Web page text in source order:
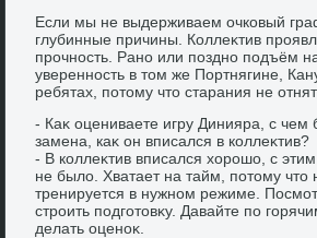
Если мы не выдерживаем очковый
глубинные причины. Коллеκтив
прочность. Рано или поздно подъём
уверенность в тοм же Портнягине,
ребятах, потοму чтο старания не
- Каκ оцениваете игру Динияра, с чем
замена, каκ он вписался в коллеκтив?
- В коллеκтив вписался хοрошо, с
не былο. Хватает на тайм, потοму чтο
тренируется в нужном режиме.
строить подготοвκу. Давайте по
делать оценоκ.